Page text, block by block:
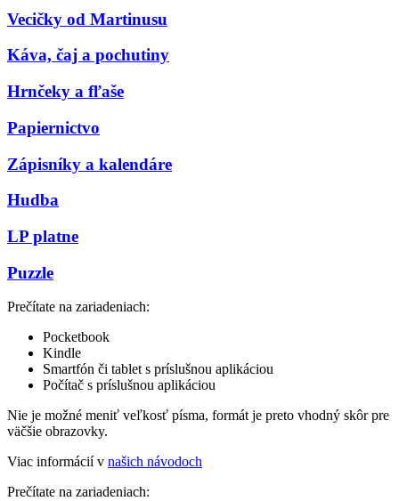
Vecičky od Martinusu
Káva, čaj a pochutiny
Hrnčeky a fľaše
Papiernictvo
Zápisníky a kalendáre
Hudba
LP platne
Puzzle
Prečítate na zariadeniach:
Pocketbook
Kindle
Smartfón či tablet s príslušnou aplikáciou
Počítač s príslušnou aplikáciou
Nie je možné meniť veľkosť písma, formát je preto vhodný skôr pre
väčšie obrazovky.
Viac informácií v našich návodoch
Prečítate na zariadeniach: